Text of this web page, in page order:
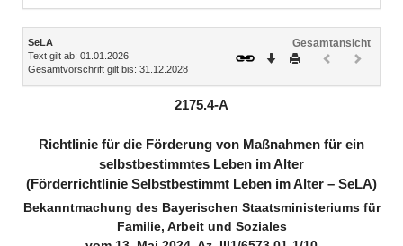
Inhalt
SeLA
Text gilt ab: 01.01.2026
Gesamtvorschrift gilt bis: 31.12.2028
Gesamtansicht
Download
DruckenVorheriges
(inaktiv)(inaktiv)
2175.4-A
Richtlinie für die Förderung von Maßnahmen für ein
selbstbestimmtes Leben im Alter
(Förderrichtlinie Selbstbestimmt Leben im Alter – SeLA)
Bekanntmachung des Bayerischen Staatsministeriums für
Familie, Arbeit und Soziales